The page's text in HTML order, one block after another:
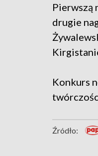
Pierwszą
drugie
Konkurs
Źródło: